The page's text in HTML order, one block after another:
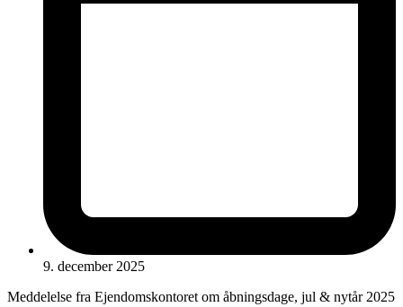
9. december 2025
Meddelelse fra Ejendomskontoret om åbningsdage, jul & nytår 2025